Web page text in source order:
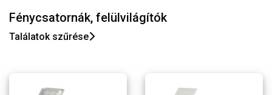
Fénycsatornák, felülvilágítók
Találatok szűrése